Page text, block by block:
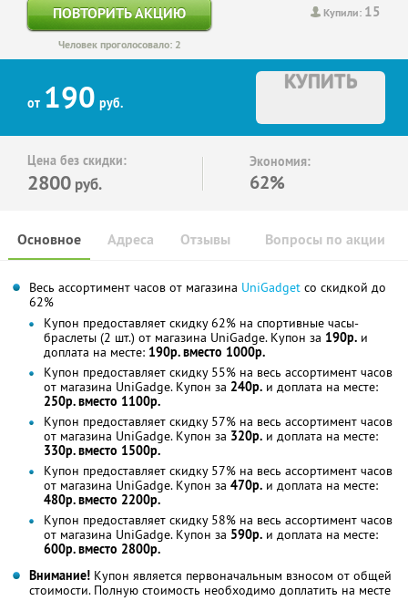
Купили: 15
ПОВТОРИТЬ АКЦИЮ
Человек проголосовало: 2
от 190 руб.
КУПИТЬ
Цена без скидки:
2800 руб.
Экономия:
62%
Основное Отзывы Вопросы по акции
Адреса
Весь ассортимент часов от магазина UniGadget со скидкой до
62%
Купон предоставляет скидку 62% на спортивные часы-
браслеты (2 шт.) от магазина UniGadge. Купон за 190р. и
доплата на месте: 190р. вместо 1000р.
Купон предоставляет скидку 55% на весь ассортимент часов
от магазина UniGadge. Купон за 240р. и доплата на месте:
250р. вместо 1100р.
Купон предоставляет скидку 57% на весь ассортимент часов
от магазина UniGadge. Купон за 320р. и доплата на месте:
330р. вместо 1500р.
Купон предоставляет скидку 57% на весь ассортимент часов
от магазина UniGadge. Купон за 470р. и доплата на месте:
480р. вместо 2200р.
Купон предоставляет скидку 58% на весь ассортимент часов
от магазина UniGadge. Купон за 590р. и доплата на месте:
600р. вместо 2800р.
Внимание! Купон является первоначальным взносом от общей
стоимости. Полную стоимость необходимо доплатить на месте